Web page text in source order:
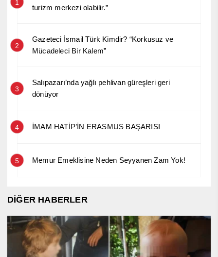
1
turizm merkezi olabilir.”
2
Gazeteci İsmail Türk Kimdir? “Korkusuz ve
Mücadeleci Bir Kalem”
3
Salıpazarı’nda yağlı pehlivan güreşleri geri
dönüyor
4 İMAM HATİP’İN ERASMUS BAŞARISI
5 Memur Emeklisine Neden Seyyanen Zam Yok!
DİĞER HABERLER